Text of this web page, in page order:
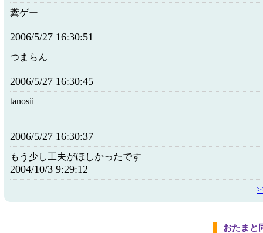
糞ゲー
2006/5/27 16:30:51
つまらん
2006/5/27 16:30:45
tanosii
2006/5/27 16:30:37
もう少し工夫がほしかったです
2004/10/3 9:29:12
おたまと